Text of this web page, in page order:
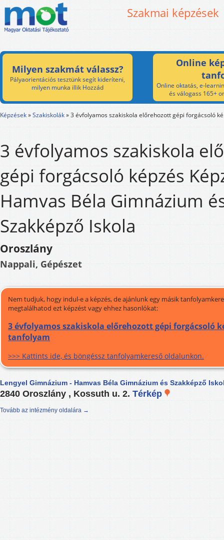
Szakmai képzések
Milyen szakmát válassz?
Pályaorientációs tesztünk segít kideríteni,
milyen munka illik Hozzád
Online
Online oktatás, e-
és válogass 165+
Képzések»Szakiskolák»3 évfolyamos szakiskola előrehozott gépi forgácsoló
3 évfolyamos szakiskola
gépi forgácsoló képzés
Hamvas Béla Gimnázium
Szakképző Iskola
Oroszlány
Nappali, Gépészet
Nem tudjuk, hogy indul-e a képzés, de ajánlunk egy másik
megtalálhatod ezt képzést vagy ehhez hasonlókat:
3 évfolyamos szakiskola előrehozott gépi forgácsoló
tanfolyam
>>> Kattints ide, és böngéssz tanfolyamkereső oldalunkon.
Lengyel Gimnázium - Hamvas Béla Gimnázium és Szakképző
2840 Oroszlány , Kossuth u. 2. Térkép
Tovább az intézmény oldalára →